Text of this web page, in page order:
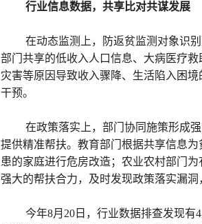
行业信息数据，共享比对共谋发展
在动态监测上，防返贫监测对象识
部门共享的低收入人口信息、大病医疗
灾害等原因导致收入骤降、生活陷入困
干预。
在政策落实上，部门协同施策形成
提供精准帮扶。教育部门根据共享信息
患的家庭进行危房改造；农业农村部门
强大的帮扶合力，及时发现政策落实漏洞
今年8月20日，行业数据排查发现